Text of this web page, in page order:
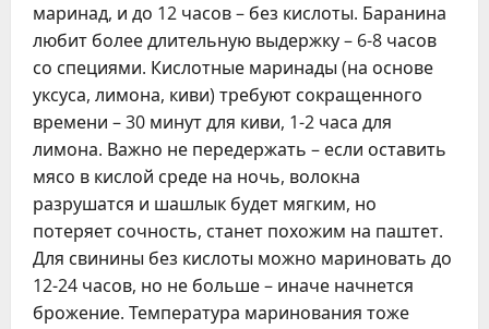
маринад, и до 12 часов – без кислоты. Баранина
любит более длительную выдержку – 6-8 часов
со специями. Кислотные маринады (на основе
уксуса, лимона, киви) требуют сокращенного
времени – 30 минут для киви, 1-2 часа для
лимона. Важно не передержать – если оставить
мясо в кислой среде на ночь, волокна
разрушатся и шашлык будет мягким, но
потеряет сочность, станет похожим на паштет.
Для свинины без кислоты можно мариновать до
12-24 часов, но не больше – иначе начнется
брожение. Температура маринования тоже